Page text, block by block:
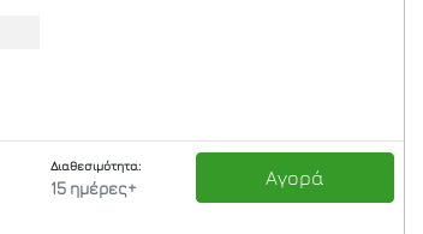
Διαθεσιμότητα:
15 ημέρες+ Αγορά